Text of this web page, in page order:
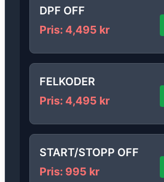
DPF OFF
Pris: 4,495 kr
FELKODER
Pris: 4,495 kr
START/STOPP OFF
Pris: 995 kr